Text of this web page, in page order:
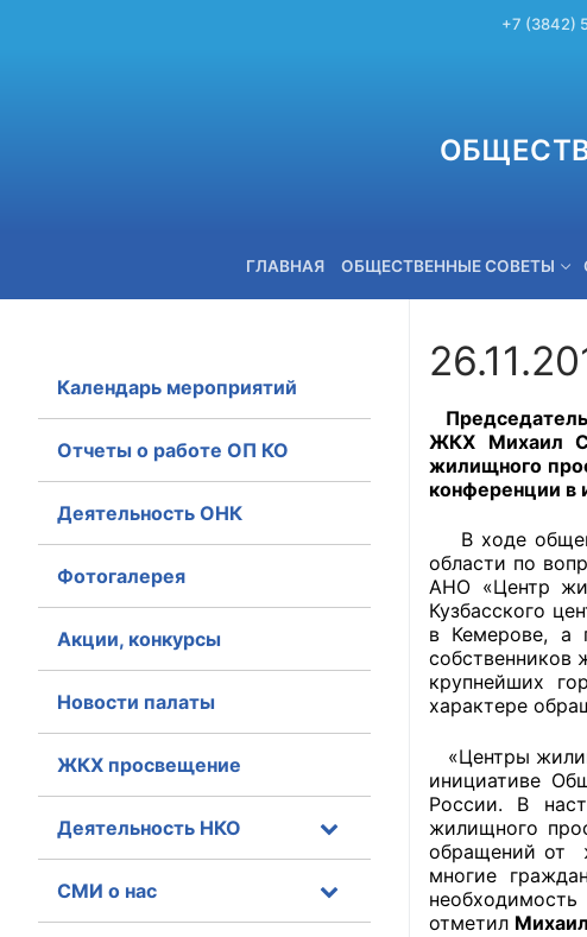
+7 (3842)
ГЛАВНАЯ ОБЩЕСТВЕННЫЕ СОВЕТЫ
+7 (3842) 58-82-40
Главная
Общественные советы
Общественные
исполнительной
Общественные
оказания услуг
О Палате
Структура Палаты
ЖКХ Михаил
жилищного
конференции в
В ходе
области по
АНО «Центр
Кузбасского
в Кемерове, а
собственников
крупнейших
характере
«Центры
инициативе
России. В
жилищного
обращений от
многие
отметил
Календарь мероприятий
Отчеты о работе ОП КО
Деятельность ОНК
Фотогалерея
Акции, конкурсы
Новости палаты
ЖКХ просвещение
Деятельность НКО
СМИ о нас